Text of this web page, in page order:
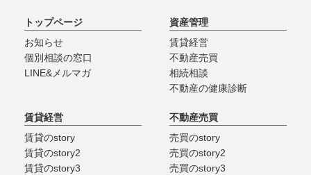
トップページ
お知らせ
個別相談の窓口
LINE&メルマガ
資産管理
賃貸経営
不動産売買
相続相談
不動産の健康診断
賃貸経営
賃貸のstory
賃貸のstory2
賃貸のstory3
不動産売買
売買のstory
売買のstory2
売買のstory3